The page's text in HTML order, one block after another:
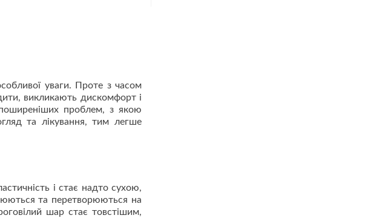
уваги. Проте з часом
викликають дискомфорт і
проблем, з якою
та лікування, тим легше
і стає надто сухою,
та перетворюються на
шар стає товстішим,